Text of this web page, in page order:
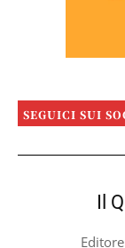
SEGUICI SUI
Il